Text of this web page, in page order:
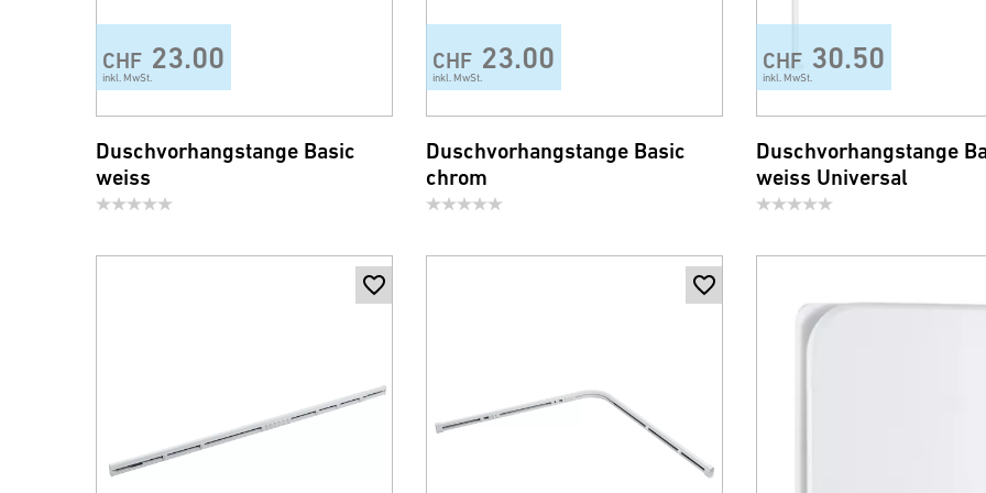
CHF 23.00
inkl. MwSt.
Duschvorhangstange Basic
weiss
CHF 23.00
inkl. MwSt.
Duschvorhangstange Basic
chrom
CHF 30.50
inkl. MwSt.
Duschvorhangstange
weiss Universal